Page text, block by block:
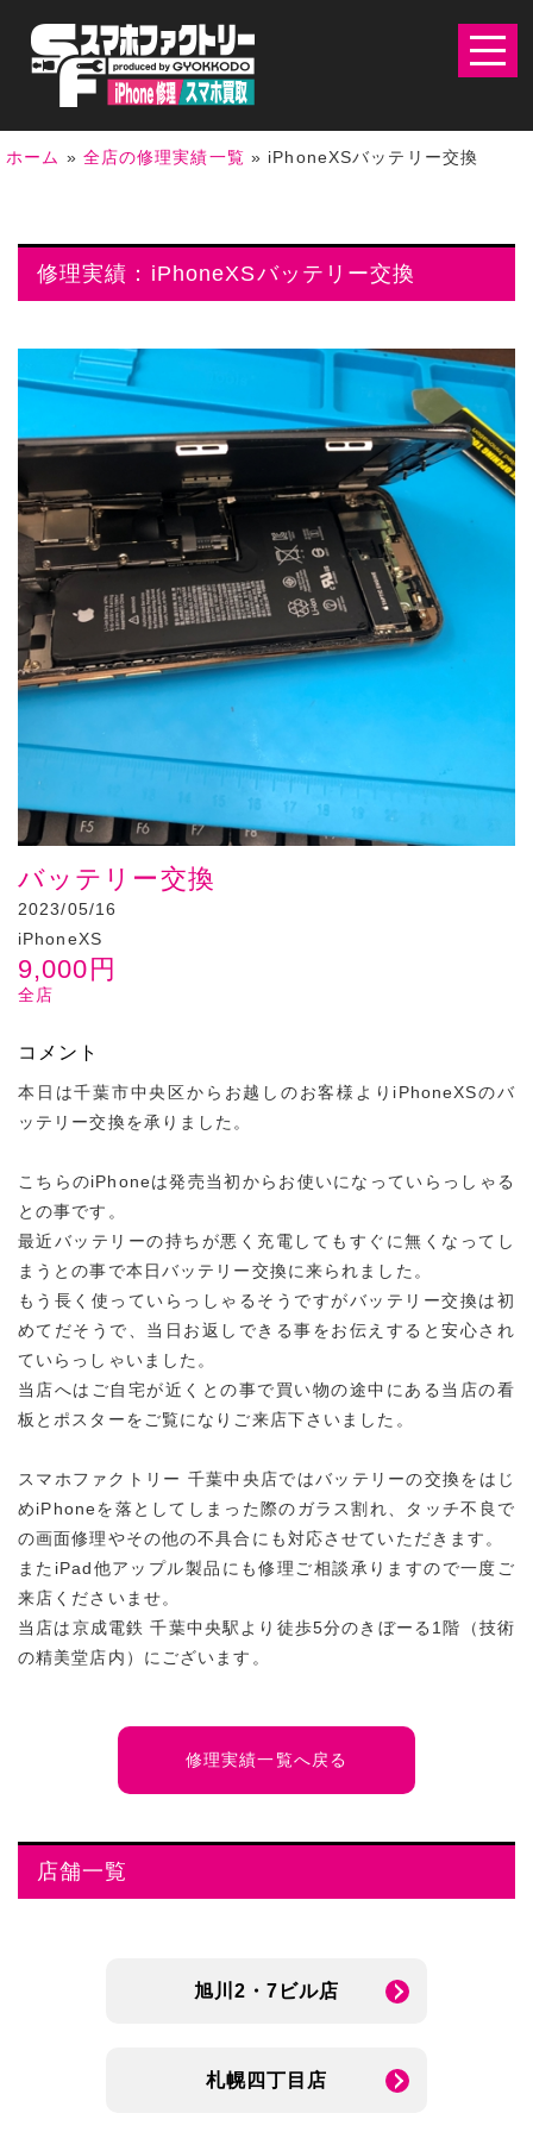
ホーム » 全店の修理実績一覧 » iPhoneXSバッテリー交換
修理実績：iPhoneXSバッテリー交換
バッテリー交換
2023/05/16
iPhoneXS
9,000 円
全店
コメント
本日は千葉市中央区からお越しのお客様よりiPhoneXSのバ
ッテリー交換を承りました。
こちらのiPhoneは発売当初からお使いになっていらっしゃる
との事です。
最近バッテリーの持ちが悪く充電してもすぐに無くなってし
まうとの事で本日バッテリー交換に来られました。
もう長く使っていらっしゃるそうですがバッテリー交換は初
めてだそうで、当日お返しできる事をお伝えすると安心され
ていらっしゃいました。
当店へはご自宅が近くとの事で買い物の途中にある当店の看
板とポスターをご覧になりご来店下さいました。
スマホファクトリー 千葉中央店ではバッテリーの交換をはじ
めiPhoneを落としてしまった際のガラス割れ、タッチ不良で
の画面修理やその他の不具合にも対応させていただきます。
またiPad他アップル製品にも修理ご相談承りますので一度ご
来店くださいませ。
当店は京成電鉄 千葉中央駅より徒歩5分のきぼーる1階（技術
の精美堂店内）にございます。
修理実績一覧へ戻る
店舗一覧
旭川2・7ビル店
札幌四丁目店